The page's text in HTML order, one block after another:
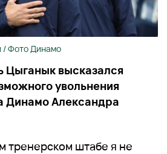
/ Фото Динамо
Цыганык высказался
увольнения
Динамо Александра
тренерском штабе я не